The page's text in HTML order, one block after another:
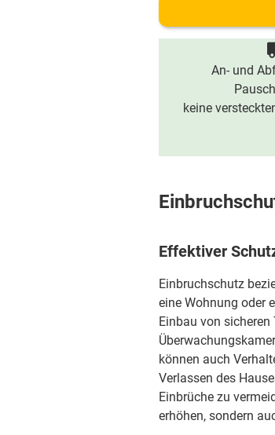
An- und
keine
Effektiver
Einbruchschutz
eine Wohnung oder
Einbau von
können auch
Verlassen des
Einbrüche zu
erhöhen, sondern